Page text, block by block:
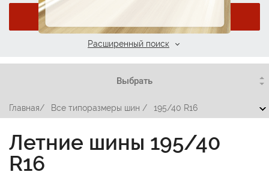
Расширенный поиск
Главная/ Все типоразмеры шин / 195/40 R16
Летние шины 195/40
R16